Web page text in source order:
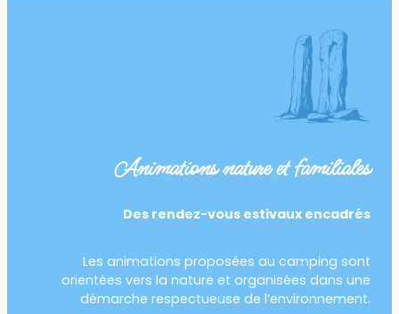
Animations nature et familiales
Des rendez-vous estivaux encadrés
Les animations proposées au camping sont
orientées vers la nature et organisées dans une
démarche respectueuse de l’environnement.